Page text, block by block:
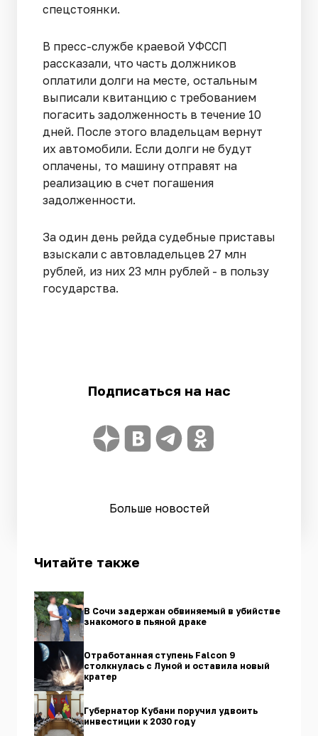
спецстоянки.
В пресс-службе краевой УФССП
рассказали, что часть должников
оплатили долги на месте, остальным
выписали квитанцию с требованием
погасить задолженность в течение 10
дней. После этого владельцам вернут
их автомобили. Если долги не будут
оплачены, то машину отправят на
реализацию в счет погашения
задолженности.
За один день рейда судебные приставы
взыскали с автовладельцев 27 млн
рублей, из них 23 млн рублей - в пользу
государства.
Подписаться на нас
Больше новостей
Читайте также
В Сочи задержан обвиняемый в убийстве
знакомого в пьяной драке
Отработанная ступень Falcon 9
столкнулась с Луной и оставила новый
кратер
Губернатор Кубани поручил удвоить
инвестиции к 2030 году